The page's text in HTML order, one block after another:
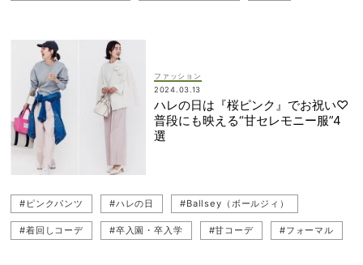
#Ballsey（ボールジィ）
ファッション
2024.03.13
ハレの日は『桜ピンク』でお祝い♡
普段にも映える“甘セレモニー服”4
選
#ピンクパンツ #ハレの日 #Ballsey（ボールジィ）
#着回しコーデ #卒入園・卒入学 #甘コーデ #フォーマル